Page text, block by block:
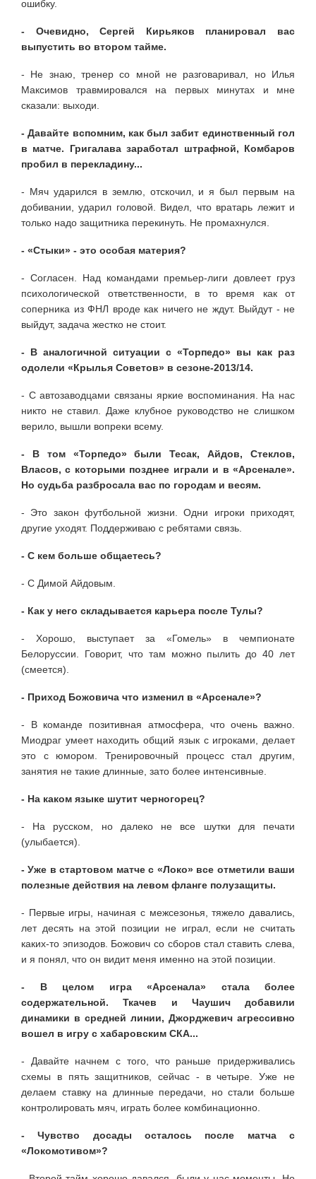
ошибку.
- Очевидно, Сергей Кирьяков планировал вас
выпустить во втором тайме.
- Не знаю, тренер со мной не разговаривал, но Илья
Максимов травмировался на первых минутах и мне
сказали: выходи.
- Давайте вспомним, как был забит единственный гол
в матче. Григалава заработал штрафной, Комбаров
пробил в перекладину...
- Мяч ударился в землю, отскочил, и я был первым на
добивании, ударил головой. Видел, что вратарь лежит и
только надо защитника перекинуть. Не промахнулся.
- «Стыки» - это особая материя?
- Согласен. Над командами премьер-лиги довлеет груз
психологической ответственности, в то время как от
соперника из ФНЛ вроде как ничего не ждут. Выйдут - не
выйдут, задача жестко не стоит.
- В аналогичной ситуации с «Торпедо» вы как раз
одолели «Крылья Советов» в сезоне-2013/14.
- С автозаводцами связаны яркие воспоминания. На нас
никто не ставил. Даже клубное руководство не слишком
верило, вышли вопреки всему.
- В том «Торпедо» были Тесак, Айдов, Стеклов,
Власов, с которыми позднее играли и в «Арсенале».
Но судьба разбросала вас по городам и весям.
- Это закон футбольной жизни. Одни игроки приходят,
другие уходят. Поддерживаю с ребятами связь.
- С кем больше общаетесь?
- С Димой Айдовым.
- Как у него складывается карьера после Тулы?
- Хорошо, выступает за «Гомель» в чемпионате
Белоруссии. Говорит, что там можно пылить до 40 лет
(смеется).
- Приход Божовича что изменил в «Арсенале»?
- В команде позитивная атмосфера, что очень важно.
Миодраг умеет находить общий язык с игроками, делает
это с юмором. Тренировочный процесс стал другим,
занятия не такие длинные, зато более интенсивные.
- На каком языке шутит черногорец?
- На русском, но далеко не все шутки для печати
(улыбается).
- Уже в стартовом матче с «Локо» все отметили ваши
полезные действия на левом фланге полузащиты.
- Первые игры, начиная с межсезонья, тяжело давались,
лет десять на этой позиции не играл, если не считать
каких-то эпизодов. Божович со сборов стал ставить слева,
и я понял, что он видит меня именно на этой позиции.
- В целом игра «Арсенала» стала более
содержательной. Ткачев и Чаушич добавили
динамики в средней линии, Джорджевич агрессивно
вошел в игру с хабаровским СКА...
- Давайте начнем с того, что раньше придерживались
схемы в пять защитников, сейчас - в четыре. Уже не
делаем ставку на длинные передачи, но стали больше
контролировать мяч, играть более комбинационно.
- Чувство досады осталось после матча с
«Локомотивом»?